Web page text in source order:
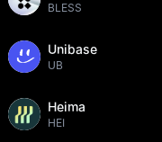
BLESS
Unibase
UB
Heima
HEI